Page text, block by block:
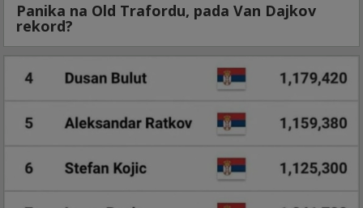
Panika na Old Trafordu, pada Van Dajkov
rekord?